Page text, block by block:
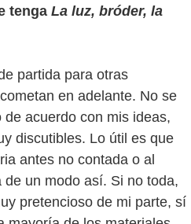
tenga La luz, bróder, la
partida para otras
en adelante. No se
acuerdo con mis ideas,
discutibles. Lo útil es que
antes no contada o al
un modo así. Si no toda,
pretencioso de mi parte, sí